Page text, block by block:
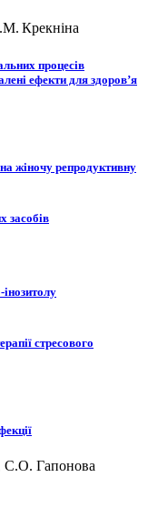
Крекніна
процесів
ефекти для здоров’я
жіночу репродуктивну
засобів
стресового
С.О. Гапонова